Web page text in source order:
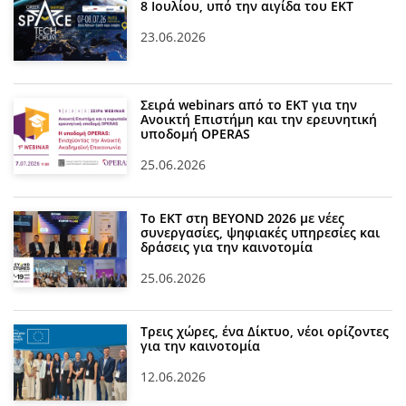
8 Ιουλίου, υπό την αιγίδα του ΕΚΤ
23.06.2026
Σειρά webinars από το ΕΚΤ για την
Ανοικτή Επιστήμη και την ερευνητική
υποδομή OPERAS
25.06.2026
Το ΕΚΤ στη BEYOND 2026 με νέες
συνεργασίες, ψηφιακές υπηρεσίες και
δράσεις για την καινοτομία
25.06.2026
Τρεις χώρες, ένα Δίκτυο, νέοι ορίζοντες
για την καινοτομία
12.06.2026